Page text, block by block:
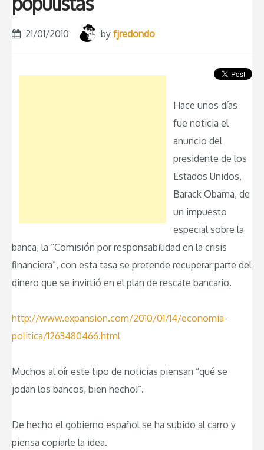
21/01/2010 by fjredondo
Hace unos días
fue noticia el
anuncio del
presidente de los
Estados Unidos,
Barack Obama, de
un impuesto
especial sobre la
banca, la “Comisión por responsabilidad en la crisis
financiera”, con esta tasa se pretende recuperar parte del
dinero que se invirtió en el plan de rescate bancario.
http://www.expansion.com/2010/01/14/economia-
politica/1263480466.html
Muchos al oír este tipo de noticias piensan “qué se
jodan los bancos, bien hecho!”.
De hecho el gobierno español se ha subido al carro y
piensa copiarle la idea.